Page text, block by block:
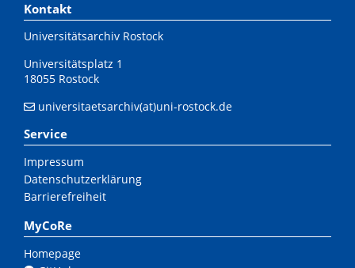
Kontakt
Universitätsarchiv Rostock
Universitätsplatz 1
18055 Rostock
universitaetsarchiv(at)uni-rostock.de
Service
Impressum
Datenschutzerklärung
Barrierefreiheit
MyCoRe
Homepage